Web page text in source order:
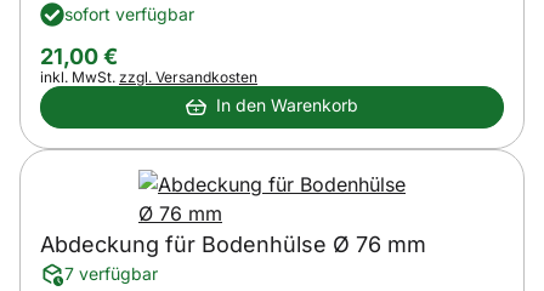
sofort verfügbar
21,00€
Steuerhinweis:
inkl. MwSt. zzgl. Versandkosten
In den Warenkorb
Abdeckung für Bodenhülse Ø 76 mm
7 verfügbar